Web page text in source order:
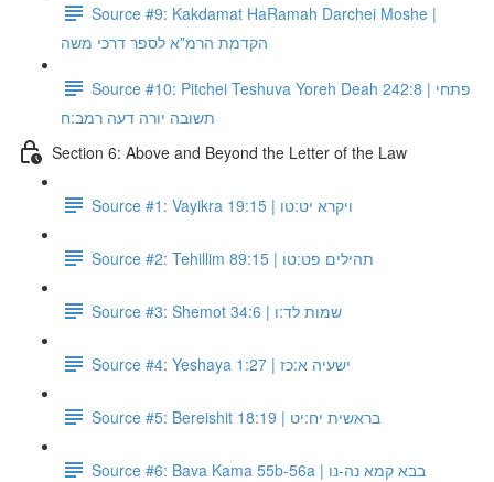
Source #9: Kakdamat HaRamah Darchei Moshe |
הקדמת הרמ"א לספר דרכי משה
Source #10: Pitchei Teshuva Yoreh Deah 242:8 | פתחי
תשובה יורה דעה רמב:ח
Section 6: Above and Beyond the Letter of the Law
Source #1: Vayikra 19:15 | ויקרא יט:טו
Source #2: Tehillim 89:15 | תהילים פט:טו
Source #3: Shemot 34:6 | שמות לד:ו
Source #4: Yeshaya 1:27 | ישעיה א:כז
Source #5: Bereishit 18:19 | בראשית יח:יט
Source #6: Bava Kama 55b-56a | בבא קמא נה-נו